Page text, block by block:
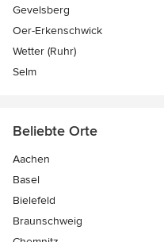
Gevelsberg
Oer-Erkenschwick
Wetter (Ruhr)
Selm
Beliebte Orte
Aachen
Basel
Bielefeld
Braunschweig